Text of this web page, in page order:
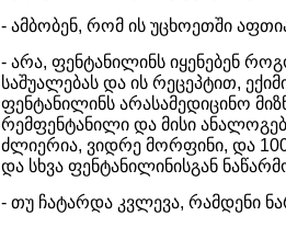
- ამბობენ, რომ ის უცხოეთში
- არა, ფენტანილინს იყენებენ
საშუალებას და ის რეცეპტით,
ფენტანილინს არასამედიცინო
რემფენტანილი და მისი
ძლიერია, ვიდრე მორფინი, და
და სხვა ფენტანილინისგან
- თუ ჩატარდა კვლევა, რამდენი